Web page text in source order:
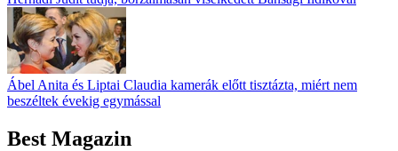
Ábel Anita és Liptai Claudia kamerák előtt tisztázta, miért nem
beszéltek évekig egymással
Best Magazin